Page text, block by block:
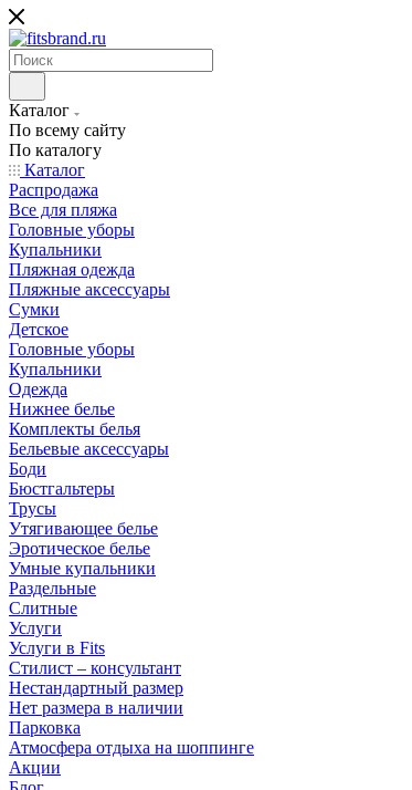
Каталог
По всему сайту
По каталогу
Каталог
Распродажа
Все для пляжа
Головные уборы
Купальники
Пляжная одежда
Пляжные аксессуары
Сумки
Детское
Головные уборы
Купальники
Одежда
Нижнее белье
Комплекты белья
Бельевые аксессуары
Боди
Бюстгальтеры
Трусы
Утягивающее белье
Эротическое белье
Умные купальники
Раздельные
Слитные
Услуги
Услуги в Fits
Стилист – консультант
Нестандартный размер
Нет размера в наличии
Парковка
Атмосфера отдыха на шоппинге
Акции